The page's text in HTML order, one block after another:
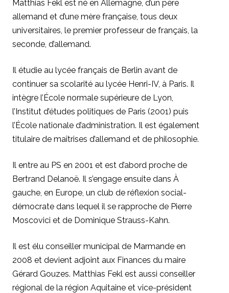
Matthias Fekl est né en Allemagne, d’un père
allemand et d’une mère française, tous deux
universitaires, le premier professeur de français, la
seconde, d’allemand.
Il étudie au lycée français de Berlin avant de
continuer sa scolarité au lycée Henri-IV, à Paris. Il
intègre l’École normale supérieure de Lyon,
l’Institut d’études politiques de Paris (2001) puis
l’École nationale d’administration. Il est également
titulaire de maîtrises d’allemand et de philosophie.
Il entre au PS en 2001 et est d’abord proche de
Bertrand Delanoë. Il s’engage ensuite dans À
gauche, en Europe, un club de réflexion social-
démocrate dans lequel il se rapproche de Pierre
Moscovici et de Dominique Strauss-Kahn.
Il est élu conseiller municipal de Marmande en
2008 et devient adjoint aux Finances du maire
Gérard Gouzes. Matthias Fekl est aussi conseiller
régional de la région Aquitaine et vice-président